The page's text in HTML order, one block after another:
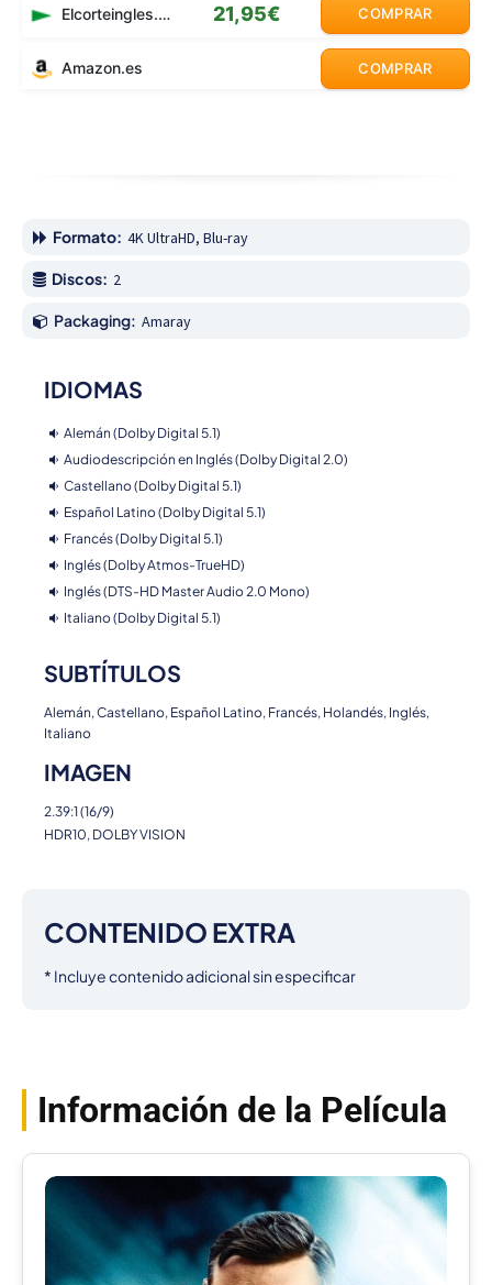
Elcorteingles.es 21,95€ COMPRAR
Amazon.es COMPRAR
Formato: 4K UltraHD, Blu-ray
Discos: 2
Packaging: Amaray
IDIOMAS
Alemán (Dolby Digital 5.1)
Audiodescripción en Inglés (Dolby Digital 2.0)
Castellano (Dolby Digital 5.1)
Español Latino (Dolby Digital 5.1)
Francés (Dolby Digital 5.1)
Inglés (Dolby Atmos-TrueHD)
Inglés (DTS-HD Master Audio 2.0 Mono)
Italiano (Dolby Digital 5.1)
SUBTÍTULOS
Alemán, Castellano, Español Latino, Francés, Holandés, Inglés,
Italiano
IMAGEN
2.39:1 (16/9)
HDR10, DOLBY VISION
CONTENIDO EXTRA
* Incluye contenido adicional sin especificar
Información de la Película